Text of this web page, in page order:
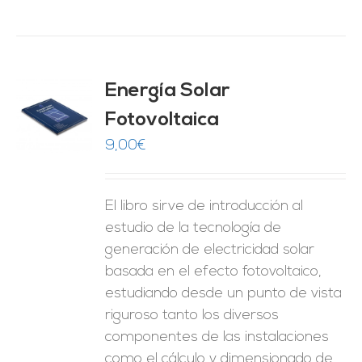
Energía Solar
Fotovoltaica
9,00€
El libro sirve de introducción al
estudio de la tecnología de
generación de electricidad solar
basada en el efecto fotovoltaico,
estudiando desde un punto de vista
riguroso tanto los diversos
componentes de las instalaciones